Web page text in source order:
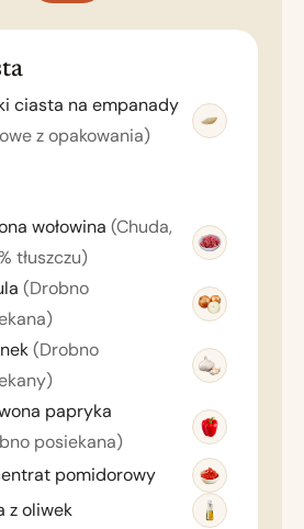
ciasta na empanady
z opakowania)
wołowina (Chuda,
tłuszczu)
(Drobno
(Drobno
papryka
posiekana)
pomidorowy
z oliwek